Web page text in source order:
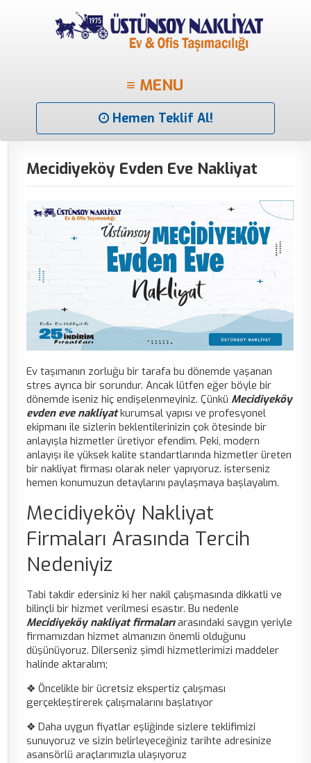
≡ MENU
Hemen Teklif Al!
Mecidiyeköy Evden Eve Nakliyat
Ev taşımanın zorluğu bir tarafa bu dönemde yaşanan
stres ayrıca bir sorundur. Ancak lütfen eğer böyle bir
dönemde iseniz hiç endişelenmeyiniz. Çünkü Mecidiyeköy
evden eve nakliyatkurumsal yapısı ve profesyonel
ekipmanı ile sizlerin beklentilerinizin çok ötesinde bir
anlayışla hizmetler üretiyor efendim. Peki, modern
anlayışı ile yüksek kalite standartlarında hizmetler üreten
bir nakliyat firması olarak neler yapıyoruz. isterseniz
hemen konumuzun detaylarını paylaşmaya başlayalım.
Mecidiyeköy Nakliyat
Firmaları Arasında Tercih
Nedeniyiz
Tabi takdir edersiniz ki her nakil çalışmasında dikkatli ve
bilinçli bir hizmet verilmesi esastır. Bu nedenle
Mecidiyeköy nakliyat firmalarıarasındaki saygın yeriyle
firmamızdan hizmet almanızın önemli olduğunu
düşünüyoruz. Dilerseniz şimdi hizmetlerimizi maddeler
halinde aktaralım;
❖ Öncelikle bir ücretsiz ekspertiz çalışması
gerçekleştirerek çalışmalarını başlatıyor
❖ Daha uygun fiyatlar eşliğinde sizlere teklifimizi
sunuyoruz ve sizin belirleyeceğiniz tarihte adresinize
asansörlü araçlarımızla ulaşıyoruz